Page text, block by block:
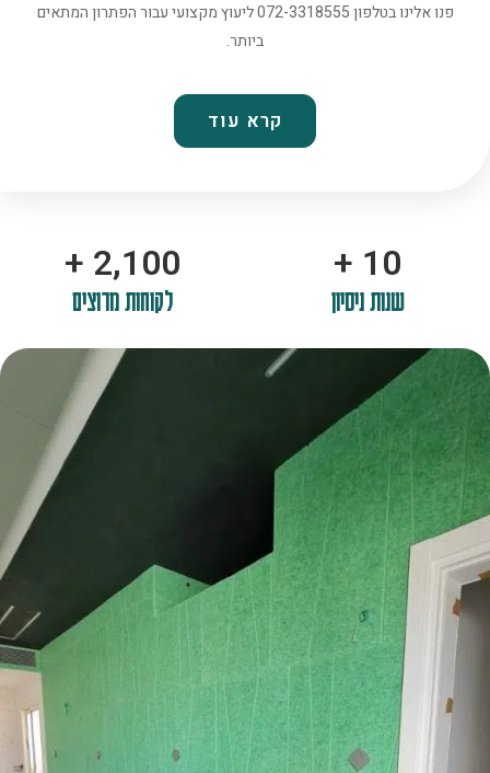
פנו אלינו בטלפון 072-3318555 ליעוץ מקצועי עבור הפתרון המתאים
ביותר.
קרא עוד
10
+
שנות ניסיון
2,100
+
לקוחות מרוצים